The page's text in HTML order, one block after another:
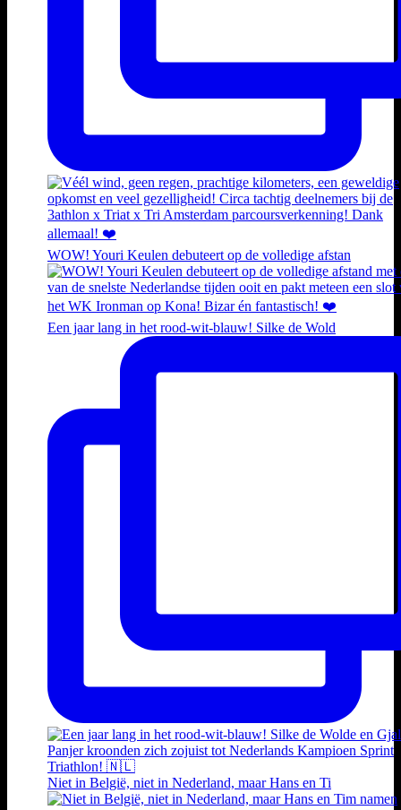
WOW! Youri Keulen debuteert op de volledige afstan
Een jaar lang in het rood-wit-blauw! Silke de Wold
Niet in België, niet in Nederland, maar Hans en Ti